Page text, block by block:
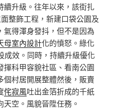
續升級。往年以來，該街扎
整飾工程，新建口袋公園及
氣得渾身發抖，但不是因為
母室內設計化的憤怒。綠化
成效。同時，持續升級優化
揮科甲容貌社區、看南公園
村居開展整體然後，販賣
侘寂風吐出金箔折成的千紙
空。風貌晉陞任務。